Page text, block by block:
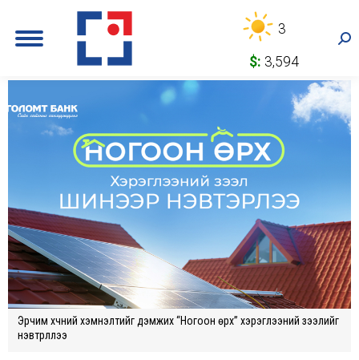
3
$: 3,594
Эрчим хүчний хэмнэлтийг дэмжих “Ногоон өрх” хэрэглээний зээлийг
нэвтрүүллээ